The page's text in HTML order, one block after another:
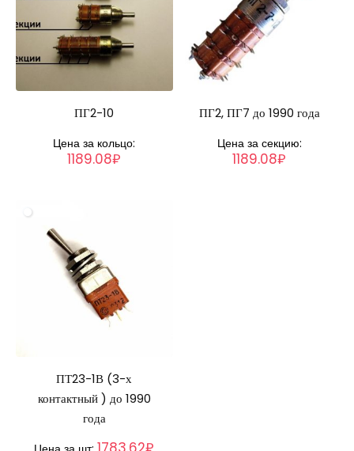
ПГ2-10
Цена за кольцо:
1189.08₽
ПГ2, ПГ7 до 1990 года
Цена за секцию:
1189.08₽
ПТ23-1В (3-х
контактный ) до 1990
года